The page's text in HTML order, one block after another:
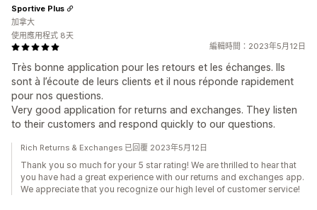
編輯時間：2023年5月12日
Très bonne application pour les retours et les échanges. Ils
sont à l’écoute de leurs clients et il nous réponde rapidement
pour nos questions.
Very good application for returns and exchanges. They listen
to their customers and respond quickly to our questions.
Sportive Plus
加拿大
使用應用程式 8天
Rich Returns & Exchanges 已回覆 2023年5月12日
Thank you so much for your 5 star rating! We are thrilled to hear that
you have had a great experience with our returns and exchanges app.
We appreciate that you recognize our high level of customer service!